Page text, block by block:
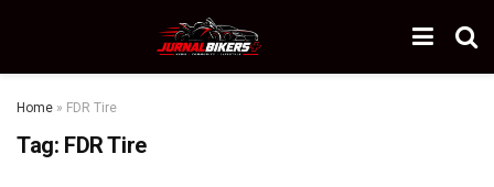
Home » FDR Tire
Tag: FDR Tire